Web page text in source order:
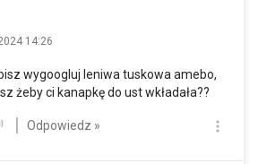
14:26
wygoogluj leniwa tuskowa amebo,
żeby ci kanapkę do ust wkładała??
Odpowiedz »